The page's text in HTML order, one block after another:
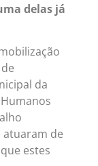
delas já
da
atuaram de
estes